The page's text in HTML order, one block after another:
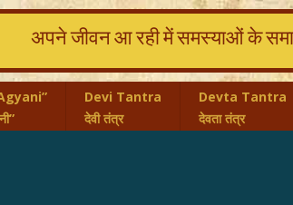
Devi Tantra
देवी तंत्र
Devta Tantra
देवता तंत्र
अपने जीवन आ रही में समस्याओं के